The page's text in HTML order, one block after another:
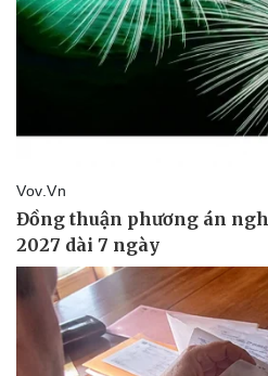
Thông tin doanh nghiệp
Doanh nghiệp 24h
Doanh nhân
Vì cộng đồng